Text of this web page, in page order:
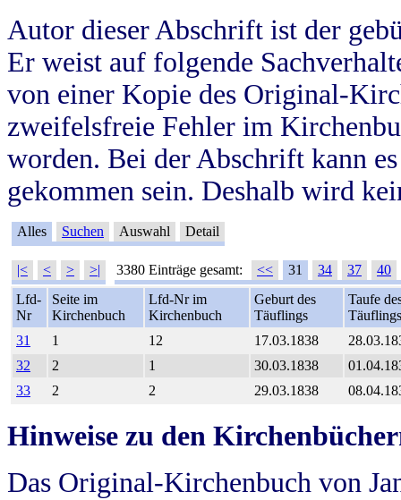
Autor dieser Abschrift ist der
Er weist auf folgende
von einer Kopie des Original-
zweifelsfreie Fehler im
worden. Bei der Abschrift kann
gekommen sein. Deshalb wird
Alles Suchen Auswahl Detail
|< < > >| 3380 Einträge gesamt: << 31 34 37
40
Lfd-
Nr
Seite im
Kirchenbuch
Lfd-Nr im
Kirchenbuch
Geburt des
Täuflings
Taufe
Täuflings
31
1 12 17.03.1838
32
2 1 30.03.1838
33
2 2 29.03.1838
Hinweise zu den
Das Original-Kirchenbuch von